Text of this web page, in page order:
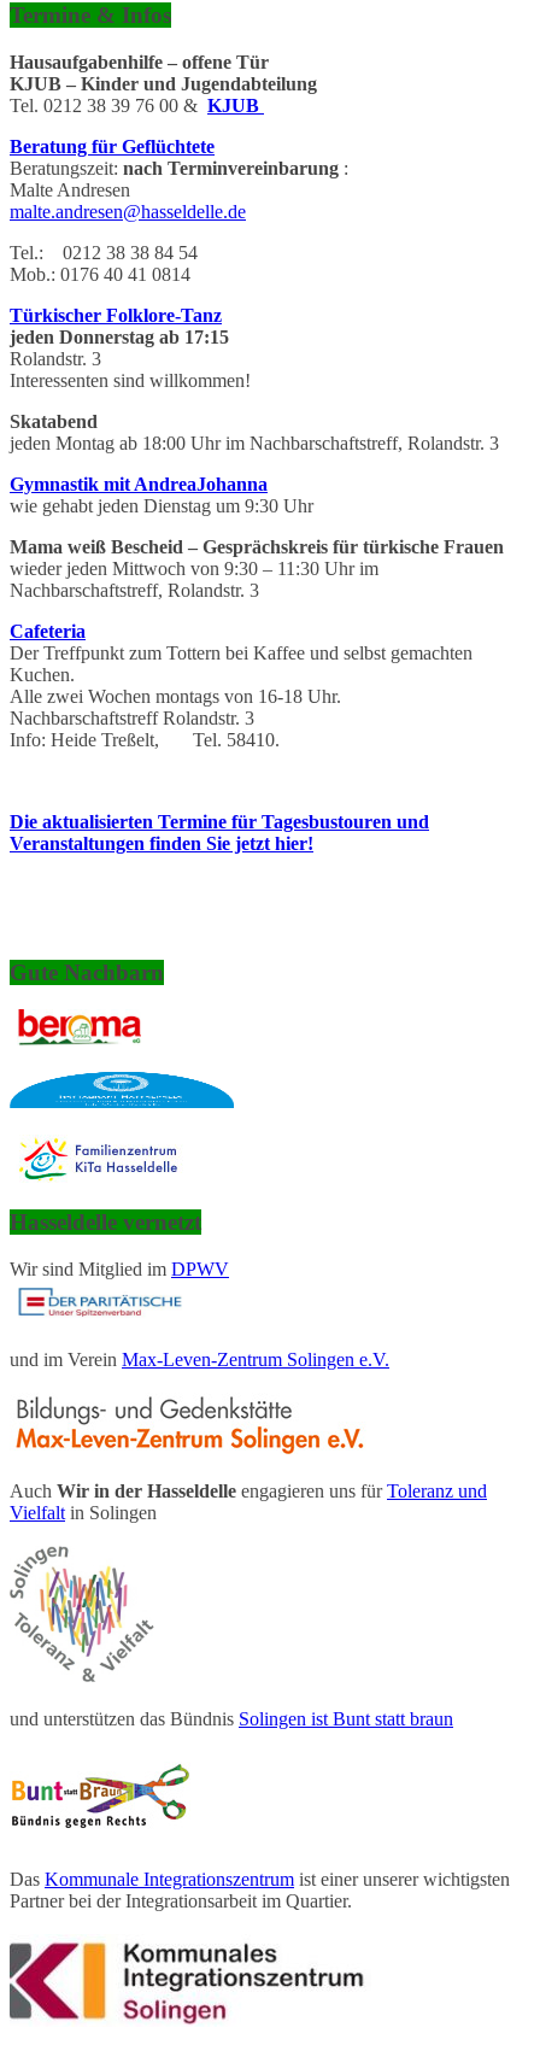
Termine & Infos
Hausaufgabenhilfe – offene Tür
KJUB – Kinder und Jugendabteilung
Tel. 0212 38 39 76 00 & KJUB
Beratung für Geflüchtete
Beratungszeit: nach Terminvereinbarung :
Malte Andresen
malte.andresen@hasseldelle.de
Tel.: 0212 38 38 84 54
Mob.: 0176 40 41 0814
Türkischer Folklore-Tanz
jeden Donnerstag ab 17:15
Rolandstr. 3
Interessenten sind willkommen!
Skatabend
jeden Montag ab 18:00 Uhr im Nachbarschaftstreff, Rolandstr. 3
Gymnastik mit AndreaJohanna
wie gehabt jeden Dienstag um 9:30 Uhr
Mama weiß Bescheid – Gesprächskreis für türkische Frauen
wieder jeden Mittwoch von 9:30 – 11:30 Uhr im
Nachbarschaftstreff, Rolandstr. 3
Cafeteria
Der Treffpunkt zum Tottern bei Kaffee und selbst gemachten
Kuchen.
Alle zwei Wochen montags von 16-18 Uhr.
Nachbarschaftstreff Rolandstr. 3
Info: Heide Treßelt, Tel. 58410.
Die aktualisierten Termine für Tagesbustouren und
Veranstaltungen finden Sie jetzt hier!
Gute Nachbarn
Hasseldelle vernetzt
Wir sind Mitglied im DPWV
und im Verein Max-Leven-Zentrum Solingen e.V.
Auch Wir in der Hasseldelle engagieren uns fürToleranz und
Vielfalt in Solingen
und unterstützen das Bündnis Solingen ist Bunt statt braun
Das Kommunale Integrationszentrum ist einer unserer wichtigsten
Partner bei der Integrationsarbeit im Quartier.